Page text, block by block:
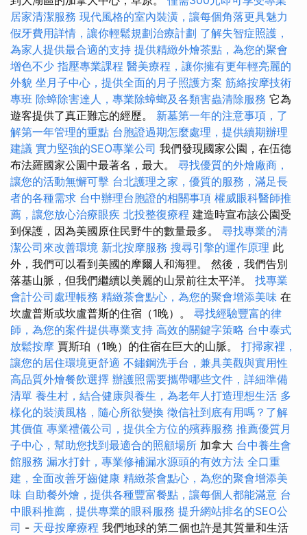
居家清潔服務 現代風格的室內裝潢，讓每個角落更具魅力
假牙費用詳情，讓你輕鬆規劃治療計劃 了解失智症照護，
為家人提供最合適的支持 提供精緻外燴茶點，為您的聚會
增色不少 指壓專業課程 醫美療程，讓你擁有更年輕亮麗的
外貌 坐月子中心，提供全面的月子照護方案 筋絡按摩技術
專班 除蟑除害達人，專業除蟑螂及各類害蟲清除服務 它為
遊客提供了真正難忘的經歷。 新墓第一年的注意事項，了
解第一年管理的重點 台胞證過期怎麼處理，提供續期辦理
建議 實力堅強的SEO專業公司 我們發現國家公園，在伍德
布法羅國家公園中最著名，最大。 尋找優質的外燴廠商，
讓您的活動無懈可擊 台北護理之家，優質的服務，滿足長
者的各種需求 台中辦理台胞證的相關事項 權威眼科醫師推
薦，讓您放心治療眼疾 北投整復療程 建造時宣布該公園受
到保護，因為美國原住民野牛的數量最多。 尋找專業的清
潔公司來改善環境 新北按摩服務 搜尋引擎的運作原理 此
外，我們可以看到美國的摩爾人和海狸。 然後，我們告別
落基山脈，但我們繼續以美麗的山景前往太平洋。 找專業
會計公司處理帳務 精緻茶會點心，為您的聚會增添美味 在
坎盧普斯或坎盧普斯的住宿（1晚）。 尋找經驗豐富的律
師，為您的案件提供專業支持 高效的關鍵字策略 台中泰式
放鬆按摩 賈斯珀（1晚）的住宿在巨大的山脈。 打掃家裡，
讓您的居住環境更舒適 不鏽鋼洗手台，兼具美觀與實用性
高品質外燴餐飲選擇 辦護照需要攜帶哪些文件，詳細準備
清單 養生村，結合健康與養生，為老年人打造理想生活 多
樣化的裝潢風格，隨心所欲變換 徵信社到底有用嗎？了解
其價值 專業禮儀公司，提供全方位的殯葬服務 推薦優質月
子中心，幫助您找到最適合的照顧場所 加拿大 台中養生會
館服務 漏水打針，專業修補漏水源頭的有效方法 全口重
建，全面改善牙齒健康 精緻茶會點心，為您的聚會增添美
味 自助餐外燴，提供各種豐富餐點，讓每個人都能滿意 台
中眼科推薦，提供專業的眼科服務 提升網站排名的SEO公
司 - 天母按摩療程 我們地球的第二個也許是其質量和生活